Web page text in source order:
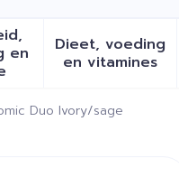
ensubmenu voor
Dieet, voeding
en vitamines
Toon
Duo Ivory/sage